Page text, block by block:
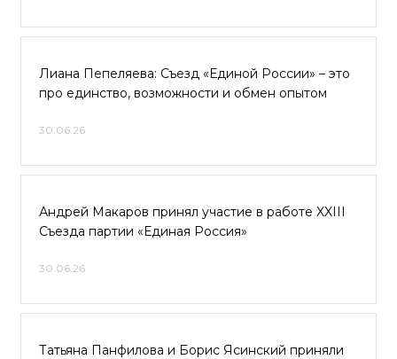
Лиана Пепеляева: Съезд «Единой России» – это
про единство, возможности и обмен опытом
30.06.26
Андрей Макаров принял участие в работе XXIII
Съезда партии «Единая Россия»
30.06.26
Татьяна Панфилова и Борис Ясинский приняли